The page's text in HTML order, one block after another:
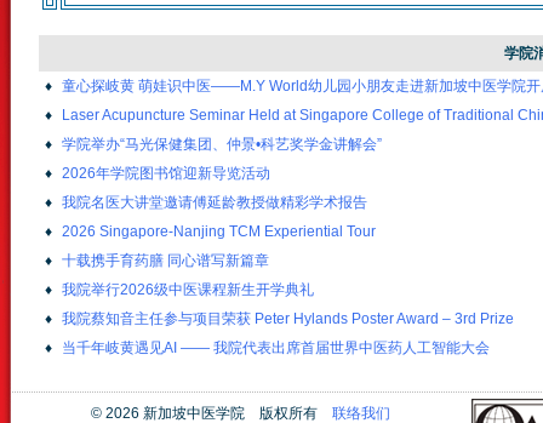
学院
♦ 童心探岐黄 萌娃识中医——M.Y World幼儿园小朋友走进新加坡中医学院
♦
Laser Acupuncture Seminar Held at Singapore College of Traditional
♦ 学院举办“马光保健集团、仲景•科艺奖学金讲解会”
♦ 2026年学院图书馆迎新导览活动
♦ 我院名医大讲堂邀请傅延龄教授做精彩学术报告
♦ 2026 Singapore-Nanjing TCM Experiential Tour
♦ 十载携手育药膳 同心谱写新篇章
♦ 我院举行2026级中医课程新生开学典礼
♦ 我院蔡知音主任参与项目荣获 Peter Hylands Poster Award – 3rd Prize
♦
当千年岐黄遇见AI —— 我院代表出席首届世界中医药人工智能大会
© 2026 新加坡中医学院 版权所有 联络我们